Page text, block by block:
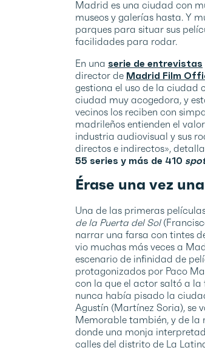
Madrid es una ciudad con
museos y galerías hasta. Y
parques para situar sus
facilidades para rodar.
En una serie de entrevistas
director de Madrid Film
gestiona el uso de la ciudad
ciudad muy acogedora, y
vecinos los reciben con
madrileños entienden el
industria audiovisual y sus
directos e indirectos»,
55 series y más de 410
Érase una vez
Una de las primeras
de la Puerta del Sol
narrar una farsa con tintes
vio muchas más veces a
escenario de infinidad de
protagonizados por Paco
con la que el actor saltó a
nunca había pisado la
Agustín (Martínez Soria), se
Memorable también, y de la
donde una monja
calles del distrito de La